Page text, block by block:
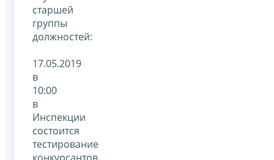
старшей
группы
должностей:
17.05.2019
в
10:00
в
Инспекции
состоится
тестирование